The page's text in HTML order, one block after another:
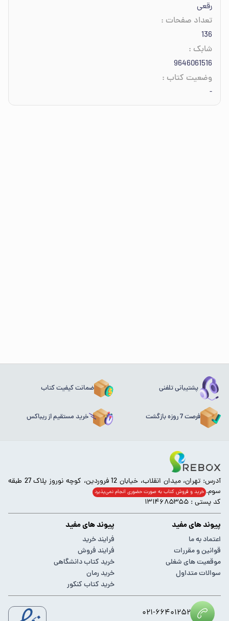
رقعی
تعداد صفحات :
136
شابک :
9646061516
وضعیت کتاب :
-
پشتیبانی تلفنی ضمانت کیفیت کتاب
فرصت 7 روزه بازگشت خرید مستقیم از ریباکس
آدرس: تهران، میدان انقلاب، خیابان 12 فروردین، کوچه نوروز پلاک 27 طبقه
سوم. خرید و فروش کتاب به صورت حضوری انجام‌ نمی‌پذیرد
کد پستی : ۱۳۱۴۶۸۵۳۵۵
پیوند های مفید
اعتماد به ما
قوانین و مقررات
موقعیت های شغلی
سوالات متداول
پیوند های مفید
فرایند خرید
فرایند فروش
خرید کتاب دانشگاهی
خرید رمان
خرید کتاب کنکور
۰۲۱-۶۶۴۰۱۲۵۲